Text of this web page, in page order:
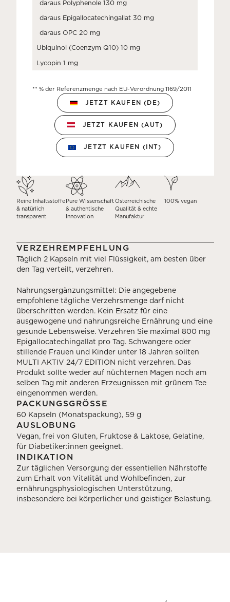
daraus Polyphenole 130 mg
daraus Epigallocatechingallat 30 mg
daraus OPC 20 mg
Ubiquinol (Coenzym Q10) 10 mg
Lycopin 1 mg
** % der Referenzmenge nach EU-Verordnung 1169/2011
JETZT KAUFEN (DE)
JETZT KAUFEN (AUT)
JETZT KAUFEN (INT)
Reine Inhaltsstoffe
& natürlich
transparent
Pure Wissenschaft
& authentische
Innovation
Österreichische
Qualität & echte
Manufaktur
100% vegan
VERZEHREMPFEHLUNG
Täglich 2 Kapseln mit viel Flüssigkeit, am besten über
den Tag verteilt, verzehren.
Nahrungsergänzungsmittel: Die angegebene
empfohlene tägliche Verzehrsmenge darf nicht
überschritten werden. Kein Ersatz für eine
ausgewogene und nahrungsreiche Ernährung und eine
gesunde Lebensweise. Verzehren Sie maximal 800 mg
Epigallocatechingallat pro Tag. Schwangere oder
stillende Frauen und Kinder unter 18 Jahren sollten
MULTI AKTIV 24/7 EDITION nicht verzehren. Das
Produkt sollte weder auf nüchternen Magen noch am
selben Tag mit anderen Erzeugnissen mit grünem Tee
eingenommen werden.
PACKUNGSGRÖSSE
60 Kapseln (Monatspackung), 59 g
AUSLOBUNG
Vegan, frei von Gluten, Fruktose & Laktose, Gelatine,
für Diabetiker:innen geeignet.
INDIKATION
Zur täglichen Versorgung der essentiellen Nährstoffe
zum Erhalt von Vitalität und Wohlbefinden, zur
ernährungsphysiologischen Unterstützung,
insbesondere bei körperlicher und geistiger Belastung.